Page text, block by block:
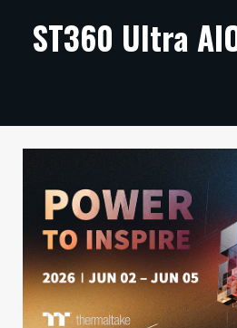
ARTIKKELIT
TECHBBS
HINTA.FI
KAUPPA
VAIHDA TEEMA
ST360 Ultra